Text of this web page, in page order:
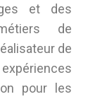
et des
de
de
pour les